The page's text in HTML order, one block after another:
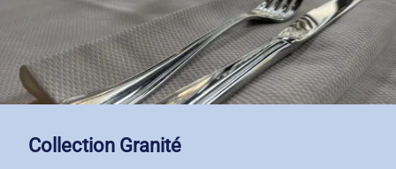
Collection Granité